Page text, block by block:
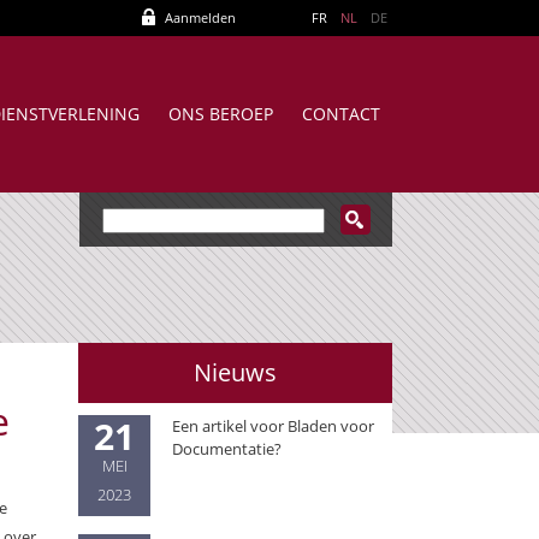
Aanmelden FR NL DE
ONS BEROEP CONTACT
Nieuws
21
MEI
2023
Een artikel voor Bladen voor
Documentatie?